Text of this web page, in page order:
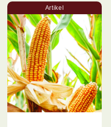
Artikel